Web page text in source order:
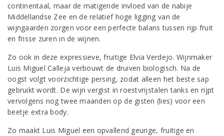
continentaal, maar de matigende invloed van de nabije
Middellandse Zee en de relatief hoge ligging van de
wijngaarden zorgen voor een perfecte balans tussen rijp fruit
en frisse zuren in de wijnen.
Zo ook in deze expressieve, fruitige Elvia Verdejo. Wijnmaker
Luis Miguel Calleja verbouwt de druiven biologisch. Na de
oogst volgt voorzichtige persing, zodat alleen het beste sap
gebruikt wordt. De wijn vergist in roestvrijstalen tanks en rijpt
vervolgens nog twee maanden op de gisten (lies) voor een
beetje extra body.
Zo maakt Luis Miguel een opvallend geurige, fruitige en